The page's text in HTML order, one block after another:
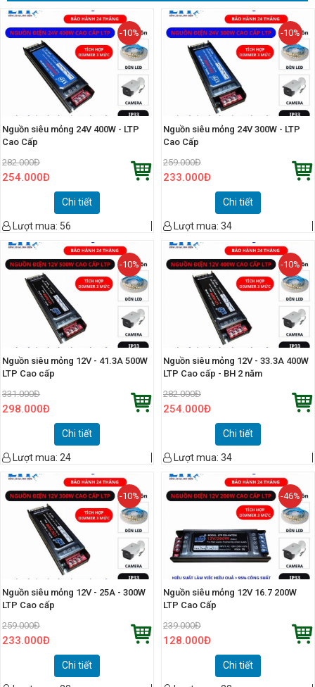
-10%
Nguồn siêu mỏng 24V 400W - LTP
Cao Cấp
282.000Đ
254.000Đ
Chi tiết
Lượt mua: 56
-10%
Nguồn siêu mỏng 24V 300W - LTP
Cao Cấp
259.000Đ
233.000Đ
Chi tiết
Lượt mua: 34
-10%
Nguồn siêu mỏng 12V - 41.3A 500W
LTP Cao cấp
331.000Đ
298.000Đ
Chi tiết
Lượt mua: 24
-10%
Nguồn siêu mỏng 12V - 33.3A 400W
LTP Cao cấp - BH 2 năm
282.000Đ
254.000Đ
Chi tiết
Lượt mua: 34
-10%
Nguồn siêu mỏng 12V - 25A - 300W
LTP Cao cấp
259.000Đ
233.000Đ
Chi tiết
-46%
Nguồn siêu mỏng 12V 16.7 200W
LTP Cao Cấp
239.000Đ
128.000Đ
Chi tiết